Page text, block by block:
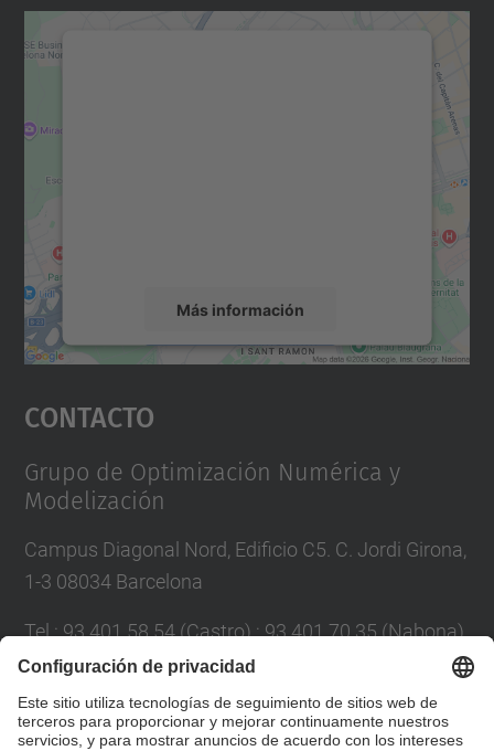
Más información
Aceptar
powered by
Contacto
Grupo de Optimización Numérica y
Modelización
Campus Diagonal Nord, Edificio C5. C. Jordi Girona,
1-3 08034 Barcelona
Tel.:93 401 58 54 (Castro) ; 93 401 70 35 (Nabona)
Correo
jordi.castro@upc.edu ;
narcis.nabona@upc.edu